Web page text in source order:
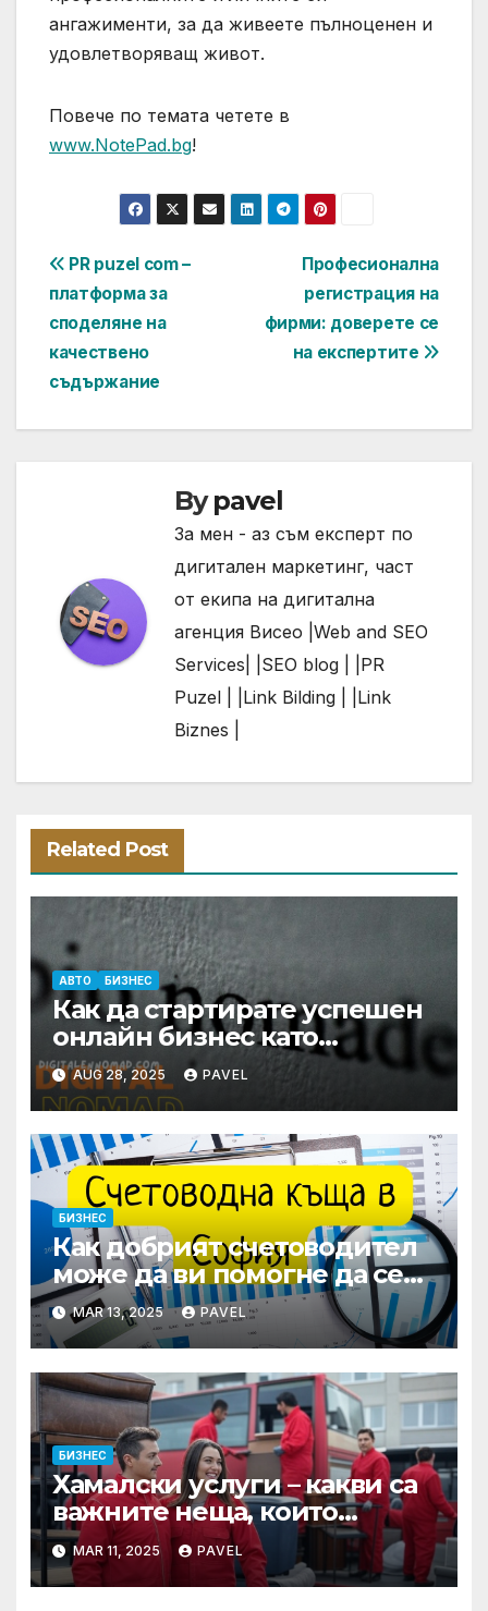
ангажименти, за да живеете пълноценен и
удовлетворяващ живот.
Повече по темата четете в
www.NotePad.bg!
Post
navigation
Професионална
регистрация на
фирми: доверете се
на експертите
PR puzel com –
платформа за
споделяне на
качествено
съдържание
Bypavel
За мен - аз съм експерт по
дигитален маркетинг, част
от екипа на дигитална
агенция Висео | Web and SEO
Services| | SEO blog | | PR
Puzel | | Link Bilding | | Link
Biznes |
Related Post
АВТО БИЗНЕС
Как да стартирате успешен
онлайн бизнес като
дигитален номад
AUG 28, 2025 PAVEL
БИЗНЕС
Как добрият счетоводител
може да ви помогне да се
справите с финансите
MAR 13, 2025 PAVEL
БИЗНЕС
Хамалски услуги – какви са
важните неща, които
трябва да знаете, преди да
наемете фирма за
преместване на мебели?
MAR 11, 2025 PAVEL